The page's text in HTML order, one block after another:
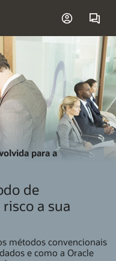
para a
de
a sua
métodos convencionais
e como a Oracle